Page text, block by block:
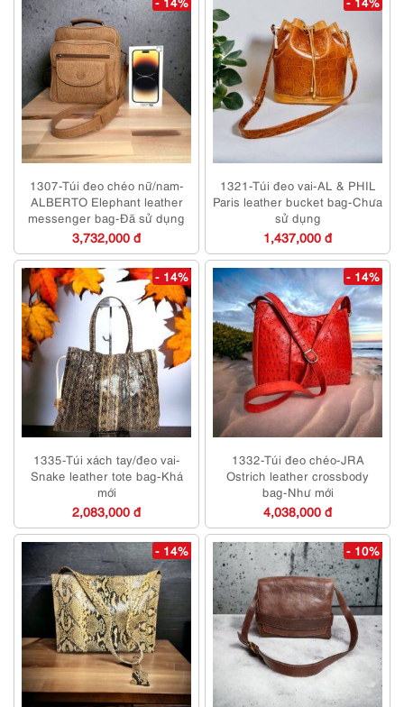
1307-Túi đeo chéo nữ/nam-
ALBERTO Elephant leather
messenger bag-Đã sử dụng
3,732,000 đ
1321-Túi đeo vai-AL & PHIL
Paris leather bucket bag-Chưa
sử dụng
1,437,000 đ
- 14%
1335-Túi xách tay/đeo vai-
Snake leather tote bag-Khá
mới
2,083,000 đ
- 14%
1332-Túi đeo chéo-JRA
Ostrich leather crossbody
bag-Như mới
4,038,000 đ
- 14% - 10%